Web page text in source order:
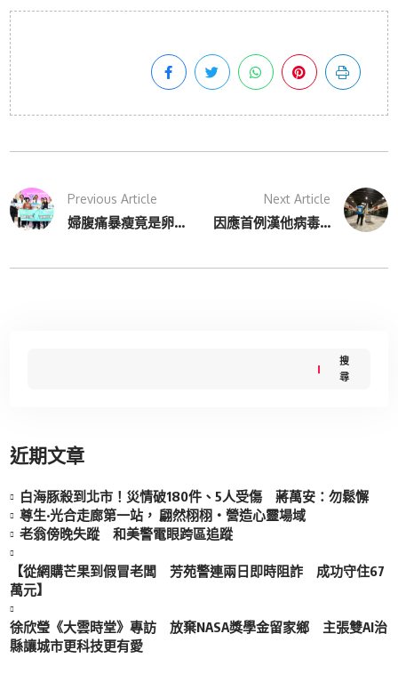
Previous Article
婦腹痛暴瘦竟是卵...
Next Article
因應首例漢他病毒...
搜
尋
近期文章
白海豚殺到北市！災情破180件、5人受傷 蔣萬安：勿鬆懈
尊生·光合走廊第一站， 翩然栩栩・營造心靈場域
老翁傍晚失蹤 和美警電眼跨區追蹤
【從網購芒果到假冒老闆 芳苑警連兩日即時阻詐 成功守住67
萬元】
徐欣瑩《大雲時堂》專訪 放棄NASA獎學金留家鄉 主張雙AI治
縣讓城市更科技更有愛